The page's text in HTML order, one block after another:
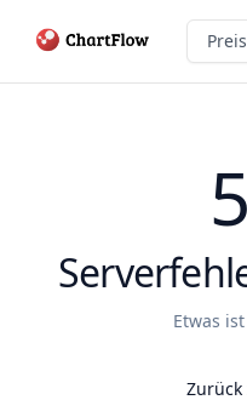
Etwas